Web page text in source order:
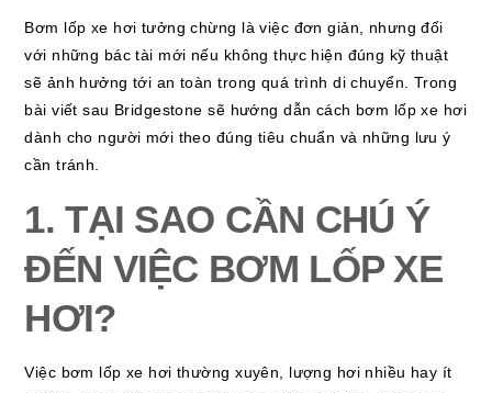
Bơm lốp xe hơi tưởng chừng là việc đơn giản, nhưng đối
với những bác tài mới nếu không thực hiện đúng kỹ thuật
sẽ ảnh hưởng tới an toàn trong quá trình di chuyển. Trong
bài viết sau Bridgestone sẽ hướng dẫn cách bơm lốp xe hơi
dành cho người mới theo đúng tiêu chuẩn và những lưu ý
cần tránh.
1. TẠI SAO CẦN CHÚ Ý
ĐẾN VIỆC BƠM LỐP XE
HƠI?
Việc bơm lốp xe hơi thường xuyên, lượng hơi nhiều hay ít